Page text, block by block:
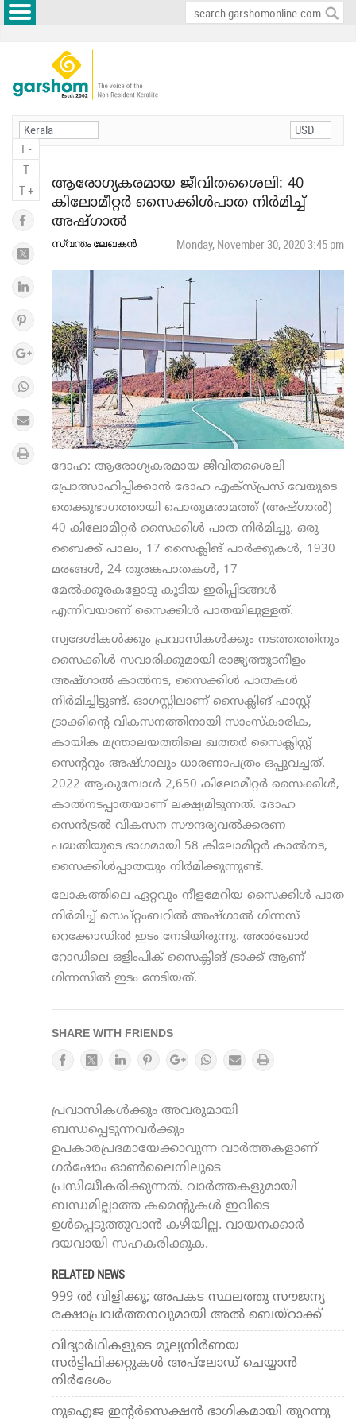
T -
T
T +
ആരോഗ്യകരമായ ജീവിതശൈലി: 40
കിലോമീറ്റര്‍ സൈക്കിള്‍പാത നിര്‍മിച്ച്
അഷ്ഗാല്‍
സ്വന്തം ലേഖകന്‍ Monday, November 30, 2020 3:45 pm
ദോഹ: ആരോഗ്യകരമായ ജീവിതശൈലി
പ്രോത്സാഹിപ്പിക്കാന്‍ ദോഹ എക്സ്പ്രസ് വേയുടെ
തെക്കുഭാഗത്തായി പൊതുമരാമത്ത് (അഷ്ഗാല്‍)
40 കിലോമീറ്റര്‍ സൈക്കിള്‍ പാത നിര്‍മിച്ചു. ഒരു
ബൈക്ക് പാലം, 17 സൈക്ലിങ് പാര്‍ക്കുകള്‍, 1930
മരങ്ങള്‍, 24 തുരങ്കപാതകള്‍, 17
മേല്‍ക്കൂരകളോടു കൂടിയ ഇരിപ്പിടങ്ങള്‍
എന്നിവയാണ് സൈക്കിള്‍ പാതയിലുള്ളത്.
സ്വദേശികള്‍ക്കും പ്രവാസികള്‍ക്കും നടത്തത്തിനും
സൈക്കിള്‍ സവാരിക്കുമായി രാജ്യത്തുടനീളം
അഷ്ഗാല്‍ കാല്‍നട, സൈക്കിള്‍ പാതകള്‍
നിര്‍മിച്ചിട്ടുണ്ട്. ഓഗസ്റ്റിലാണ് സൈക്ലിങ് ഫാസ്റ്റ്
ട്രാക്കിന്റെ വികസനത്തിനായി സാംസ്‌കാരിക,
കായിക മന്ത്രാലയത്തിലെ ഖത്തര്‍ സൈക്ലിസ്റ്റ്
സെന്ററും അഷ്ഗാലും ധാരണാപത്രം ഒപ്പുവച്ചത്.
2022 ആകുമ്പോള്‍ 2,650 കിലോമീറ്റര്‍ സൈക്കിള്‍,
കാല്‍നടപ്പാതയാണ് ലക്ഷ്യമിടുന്നത്. ദോഹ
സെന്‍ട്രല്‍ വികസന സൗന്ദര്യവല്‍ക്കരണ
പദ്ധതിയുടെ ഭാഗമായി 58 കിലോമീറ്റര്‍ കാല്‍നട,
സൈക്കിള്‍പ്പാതയും നിര്‍മിക്കുന്നുണ്ട്.
ലോകത്തിലെ ഏറ്റവും നീളമേറിയ സൈക്കിള്‍ പാത
നിര്‍മിച്ച് സെപ്റ്റംബറില്‍ അഷ്ഗാല്‍ ഗിന്നസ്
റെക്കോഡില്‍ ഇടം നേടിയിരുന്നു. അല്‍ഖോര്‍
റോഡിലെ ഒളിംപിക് സൈക്ലിങ് ട്രാക്ക് ആണ്
ഗിന്നസില്‍ ഇടം നേടിയത്.
SHARE WITH FRIENDS
പ്രവാസികൾക്കും അവരുമായി
ബന്ധപ്പെടുന്നവർക്കും
ഉപകാരപ്രദമായേക്കാവുന്ന വാർത്തകളാണ്
ഗർഷോം ഓൺലൈനിലൂടെ
പ്രസിദ്ധീകരിക്കുന്നത്. വാർത്തകളുമായി
ബന്ധമില്ലാത്ത കമെന്റുകൾ ഇവിടെ
ഉൾപ്പെടുത്തുവാൻ കഴിയില്ല. വായനക്കാർ
ദയവായി സഹകരിക്കുക.
RELATED NEWS
999 ൽ വിളിക്കൂ; അപകട സ്ഥലത്തു സൗജന്യ
രക്ഷാപ്രവർത്തനവുമായി അല്‍ ബെയ്‌റാക്ക്
വിദ്യാര്‍ഥികളുടെ മൂല്യനിര്‍ണയ
സര്‍ട്ടിഫിക്കറ്റുകള്‍ അപ്‌ലോഡ് ചെയ്യാന്‍
നിര്‍ദേശം
നുഐജ ഇന്റര്‍സെക്ഷന്‍ ഭാഗികമായി തുറന്നു